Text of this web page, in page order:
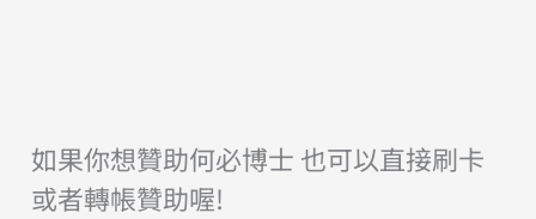
如果你想贊助何必博士 也可以直接刷卡
或者轉帳贊助喔!